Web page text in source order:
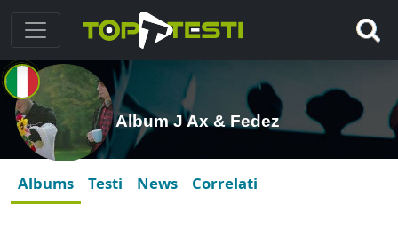
Album J Ax & Fedez
Albums Testi News Correlati